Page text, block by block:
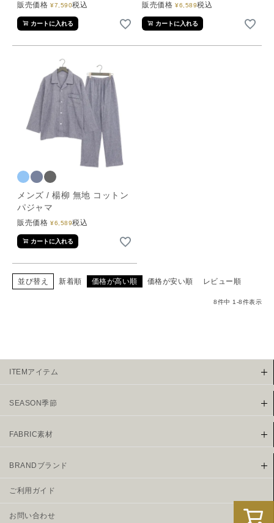
販売価格 ¥7,590税込
カートに入れる
販売価格 ¥6,589税込
カートに入れる
メンズ / 楊柳 無地 コットン
パジャマ
販売価格 ¥6,589税込
カートに入れる
並び替え 新着順 価格が高い順 価格が安い順 レビュー順
8件中 1-8件表示
ITEMアイテム
SEASON季節
FABRIC素材
BRANDブランド
ご利用ガイド
お問い合わせ